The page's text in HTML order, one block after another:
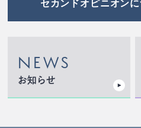
NEWS
お知らせ